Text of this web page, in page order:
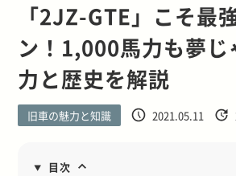
「2JZ-GTE」こそ最
ン！1,000馬力も夢じ
力と歴史を解説
旧車の魅力と知識 2021.05.11
目次